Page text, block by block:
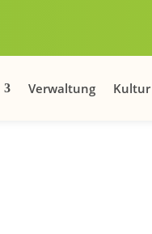
Verwaltung Kultur